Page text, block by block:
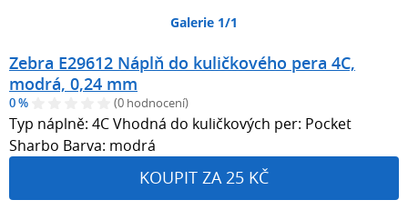
Galerie 1/1
Zebra E29612 Náplň do kuličkového pera 4C,
modrá, 0,24 mm
0 % (0 hodnocení)
Typ náplně: 4C Vhodná do kuličkových per: Pocket
Sharbo Barva: modrá
KOUPIT ZA 25 KČ